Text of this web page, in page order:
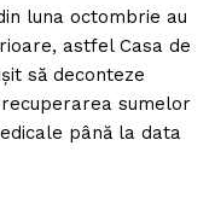
luna octombrie au
astfel Casa de
să deconteze
sumelor
până la data